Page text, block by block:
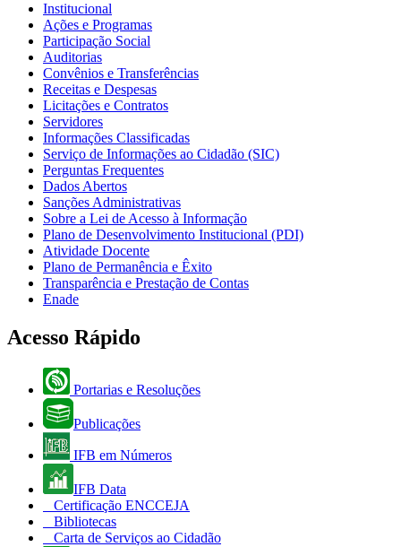
Institucional
Ações e Programas
Participação Social
Auditorias
Convênios e Transferências
Receitas e Despesas
Licitações e Contratos
Servidores
Informações Classificadas
Serviço de Informações ao Cidadão (SIC)
Perguntas Frequentes
Dados Abertos
Sanções Administrativas
Sobre a Lei de Acesso à Informação
Plano de Desenvolvimento Institucional (PDI)
Atividade Docente
Plano de Permanência e Êxito
Transparência e Prestação de Contas
Enade
Acesso Rápido
Portarias e Resoluções
Publicações
IFB em Números
IFB Data
Certificação ENCCEJA
Bibliotecas
Carta de Serviços ao Cidadão